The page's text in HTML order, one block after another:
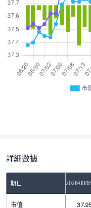
市
詳細數據
期日
2026/08/04 2026/08/
市值37.98